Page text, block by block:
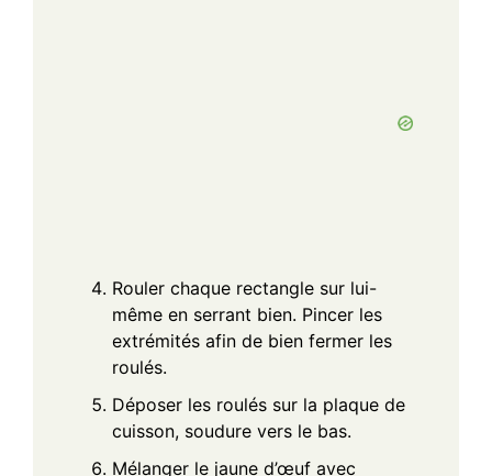
Rouler chaque rectangle sur lui-
même en serrant bien. Pincer les
extrémités afin de bien fermer les
roulés.
Déposer les roulés sur la plaque de
cuisson, soudure vers le bas.
Mélanger le jaune d’œuf avec